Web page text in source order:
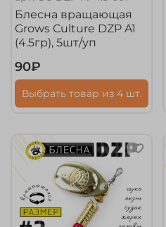
Блесна вращающая
Grows Culture DZP A1
(4.5гр), 5шт/уп
90₽
Выбрать товар из 4 шт.